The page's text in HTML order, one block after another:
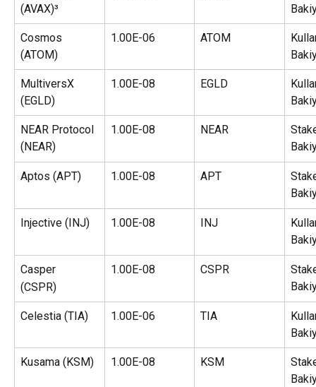
(AVAX)³
Cosmos
(ATOM)
1.00E-06 ATOM
MultiversX
(EGLD)
1.00E-08 EGLD
NEAR Protocol
(NEAR)
1.00E-08 NEAR
Aptos (APT) 1.00E-08 APT
Injective (INJ) 1.00E-08 INJ
Casper
(CSPR)
1.00E-08 CSPR
Celestia (TIA) 1.00E-06 TIA
Kusama (KSM) 1.00E-08 KSM